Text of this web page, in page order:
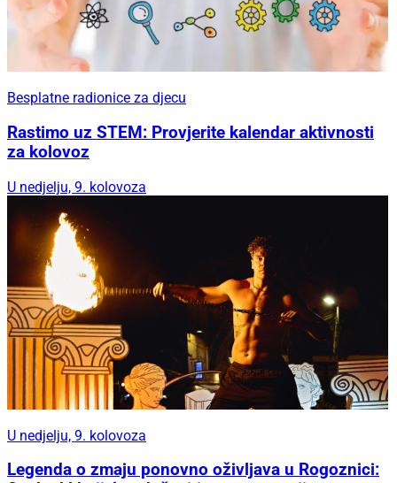
Besplatne radionice za djecu
Rastimo uz STEM: Provjerite kalendar aktivnosti
za kolovoz
U nedjelju, 9. kolovoza
U nedjelju, 9. kolovoza
Legenda o zmaju ponovno oživljava u Rogoznici: